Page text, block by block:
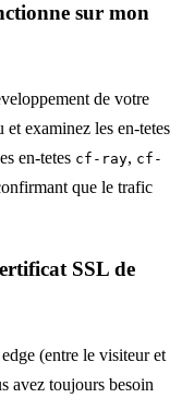
sur mon
de votre
examinez les en-tetes
en-tetes cf-ray, cf-
que le trafic
SSL de
(entre le visiteur et
avez toujours besoin